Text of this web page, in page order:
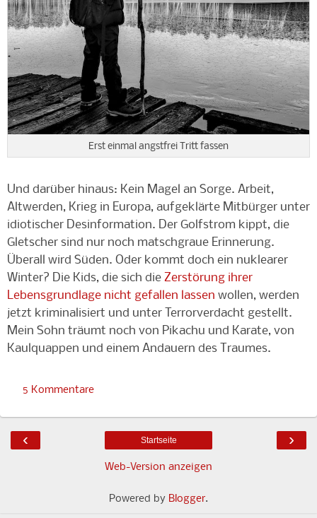
Erst einmal angstfrei Tritt fassen
Und darüber hinaus: Kein Magel an Sorge. Arbeit,
Altwerden, Krieg in Europa, aufgeklärte Mitbürger unter
idiotischer Desinformation. Der Golfstrom kippt, die
Gletscher sind nur noch matschgraue Erinnerung.
Überall wird Süden. Oder kommt doch ein nuklearer
Winter? Die Kids, die sich die Zerstörung ihrer
Lebensgrundlage nicht gefallen lassen wollen, werden
jetzt kriminalisiert und unter Terrorverdacht gestellt.
Mein Sohn träumt noch von Pikachu und Karate, von
Kaulquappen und einem Andauern des Traumes.
5 Kommentare
‹ ›
Startseite
Web-Version anzeigen
Powered by Blogger.